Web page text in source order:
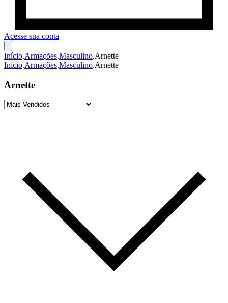
Acesse sua conta
Início.Armações.Masculino.Arnette
Início.Armações.Masculino.Arnette
Arnette